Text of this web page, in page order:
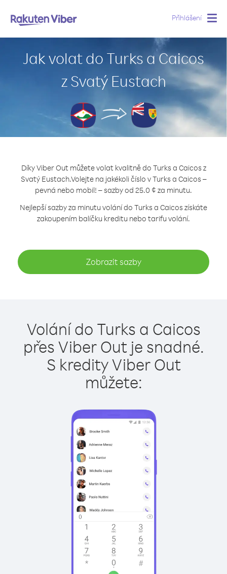
Přihlášení
Jak volat do Turks a Caicos
z Svatý Eustach
Díky Viber Out můžete volat kvalitně do Turks a Caicos z
Svatý Eustach.Volejte na jakékoli číslo v Turks a Caicos –
pevná nebo mobil! – sazby od 25.0 ¢ za minutu.
Nejlepší sazby za minutu volání do Turks a Caicos získáte
zakoupením balíčku kreditu nebo tarifu volání.
Zobrazit sazby
Volání do Turks a Caicos
přes Viber Out je snadné.
S kredity Viber Out
můžete: